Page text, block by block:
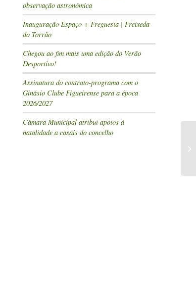
observação astronómica
Inauguração Espaço + Freguesia | Freixeda
do Torrão
Chegou ao fim mais uma edição do Verão
Desportivo!
Assinatura do contrato-programa com o
Ginásio Clube Figueirense para a época
2026/2027
Câmara Municipal atribui apoios à
natalidade a casais do concelho